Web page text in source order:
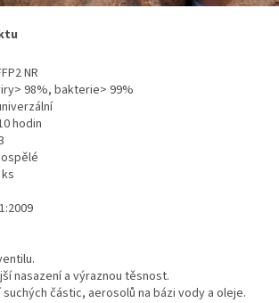
NR
bakterie> 99%
hodin
nasazení a výraznou těsnost.
částic, aerosolů na bázi vody a oleje.